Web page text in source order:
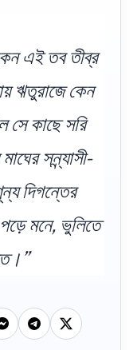
এই তব তীব্র
ঋতুরাজে কেন
সে কাছে সরি
সন্ন্যাসী-
দিগন্তের
মনে, ভুলিতে